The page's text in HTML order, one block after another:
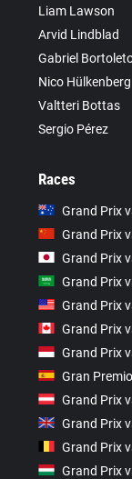
Liam Lawson
Arvid Lindblad
Gabriel
Nico Hülkenberg
Valtteri Bottas
Sergio Pérez
Races
Grand Prix
Grand Prix
Grand Prix
Grand Prix
Grand Prix
Grand Prix
Grand Prix
Gran
Grand Prix
Grand Prix
Grand Prix
Grand Prix